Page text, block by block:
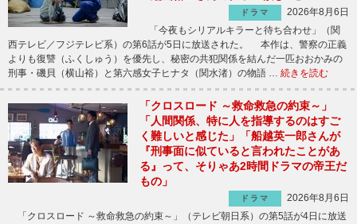
ドラマ
2026年8月6日
「今夜もシリアルキラーと待ち合わせ」（関
西テレビ／フジテレビ系）の第6話が5日に放送された。 本作は、警察の正義
よりも復讐（ふくしゅう）を優先し、秘密の共犯関係を結んだ一匹おおかみの
刑事・磯貝（横山裕）と第六感女子ヒナタ（関水渚）の物語 … 続きを読む
「クロスロード ～救命救急の約束～」
「人間関係、特に人を指導するのはすご
く難しいと感じた」「船越英一郎さんが
『刑事面に似ていると言われたことがあ
る』って、そりゃあ2時間ドラマの帝王だ
もの」
ドラマ
2026年8月6日
「クロスロード ～救命救急の約束～」（テレビ朝日系）の第5話が4日に放送